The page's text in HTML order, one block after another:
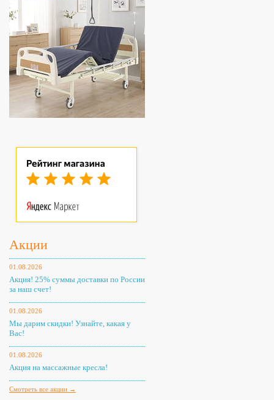
Акции
01.08.2026
Акция! 25% суммы доставки по России
за наш счет!
01.08.2026
Мы дарим скидки! Узнайте, какая у
Вас!
01.08.2026
Акция на массажные кресла!
Смотреть все акции →